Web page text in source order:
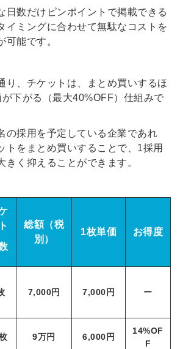
日数だけピンポイントで掲載できる
イミングに合わせて無駄なコストを
可能です。
り、チケットは、まとめ買いするほ
下がる（最大40%OFF）仕組みで
の採用を予定している企業であれ
トをまとめ買いすることで、1採用
きく抑えることができます。
総額（税
別）
1枚単価 お得度
7,000円 7,000円 ー
9万円 6,000円
14%OF
F